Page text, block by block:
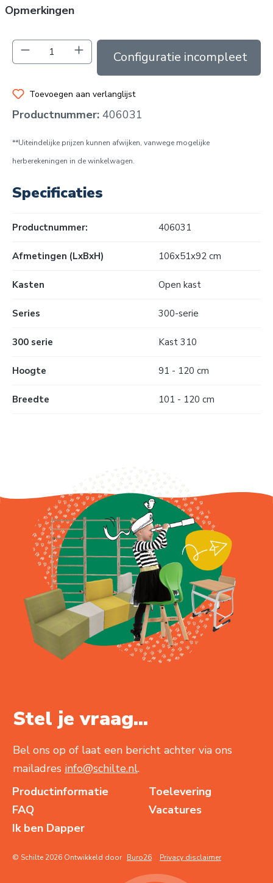
Opmerkingen
Producthoeveelheid: Voer de gewenste
In de winkelmand
Toevoegen aan verlanglijst
Productnummer: 406031
**Uiteindelijke prijzen kunnen afwijken, vanwege mogelijke
herberekeningen in de winkelwagen.
Specificaties
Productnummer: 406031
Afmetingen (LxBxH) 106x51x92 cm
Kasten Open kast
Series 300-serie
300 serie Kast 310
Hoogte 91 - 120 cm
Breedte 101 - 120 cm
Stel je vraag...
Bel ons op of laat een bericht achter via ons
mailadres info@schilte.nl.
Productinformatie
Toelevering
FAQ
Vacatures
Ik ben Dapper
© Schilte 2026 Ontwikkeld door Buro26 Privacy disclaimer